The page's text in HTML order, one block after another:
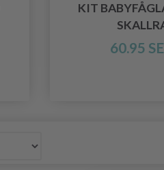
KIT
60.95